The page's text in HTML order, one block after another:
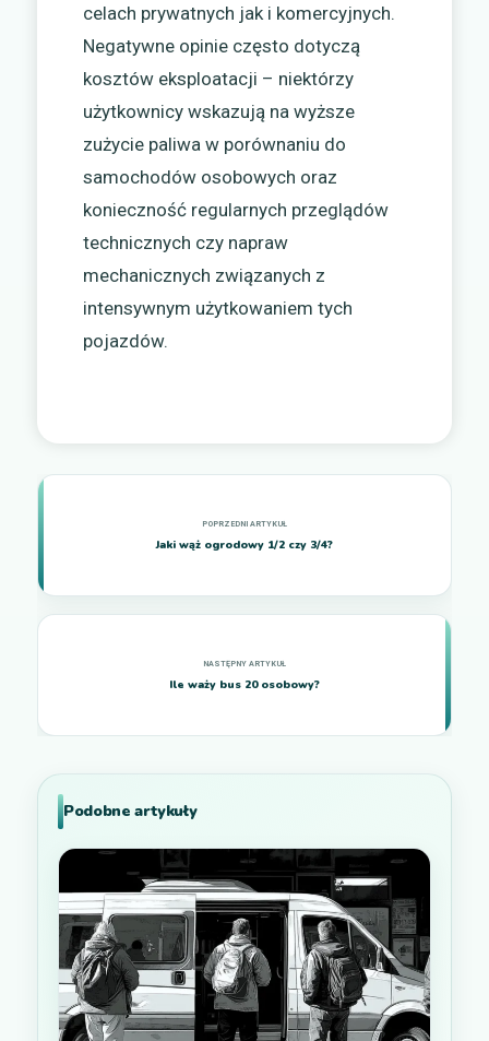
celach prywatnych jak i komercyjnych.
Negatywne opinie często dotyczą
kosztów eksploatacji – niektórzy
użytkownicy wskazują na wyższe
zużycie paliwa w porównaniu do
samochodów osobowych oraz
konieczność regularnych przeglądów
technicznych czy napraw
mechanicznych związanych z
intensywnym użytkowaniem tych
pojazdów.
Jaki wąż ogrodowy 1/2 czy 3/4?
Ile waży bus 20 osobowy?
Podobne artykuły